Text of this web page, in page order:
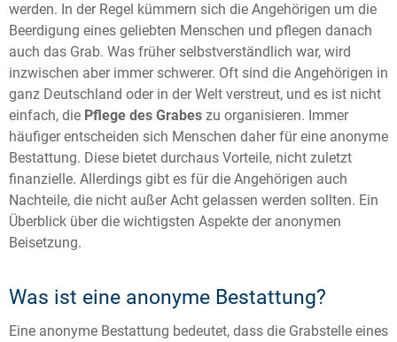
werden. In der Regel kümmern sich die Angehörigen um die
Beerdigung eines geliebten Menschen und pflegen danach
auch das Grab. Was früher selbstverständlich war, wird
inzwischen aber immer schwerer. Oft sind die Angehörigen in
ganz Deutschland oder in der Welt verstreut, und es ist nicht
einfach, die Pflege des Grabes zu organisieren. Immer
häufiger entscheiden sich Menschen daher für eine anonyme
Bestattung. Diese bietet durchaus Vorteile, nicht zuletzt
finanzielle. Allerdings gibt es für die Angehörigen auch
Nachteile, die nicht außer Acht gelassen werden sollten. Ein
Überblick über die wichtigsten Aspekte der anonymen
Beisetzung.
Was ist eine anonyme Bestattung?
Eine anonyme Bestattung bedeutet, dass die Grabstelle eines